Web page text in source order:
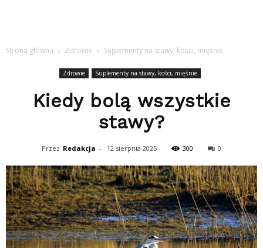
Strona główna Zdrowie Suplementy na stawy, kości, mięśnie
Zdrowie Suplementy na stawy, kości, mięśnie
Kiedy bolą wszystkie
stawy?
Przez Redakcja - 12 sierpnia 2025 300 0